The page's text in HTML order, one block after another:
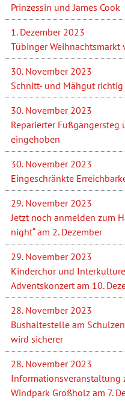
Prinzessin und James Cook
1. Dezember 2023
Tübinger Weihnachtsmarkt
30. November 2023
Schnitt- und Mähgut
30. November 2023
Reparierter Fußgängersteg
eingehoben
30. November 2023
Eingeschränkte
29. November 2023
Jetzt noch anmelden zum
night“ am 2. Dezember
29. November 2023
Kinderchor und
Adventskonzert am 10.
28. November 2023
Bushaltestelle am
wird sicherer
28. November 2023
Informationsveranstaltung
Windpark Großholz am 7.